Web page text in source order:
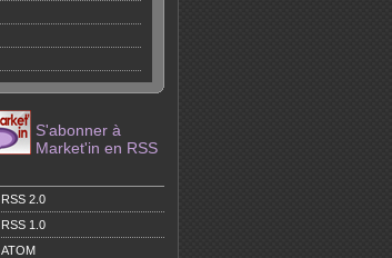
S'abonner à
Market'in en RSS
RSS 2.0
RSS 1.0
ATOM